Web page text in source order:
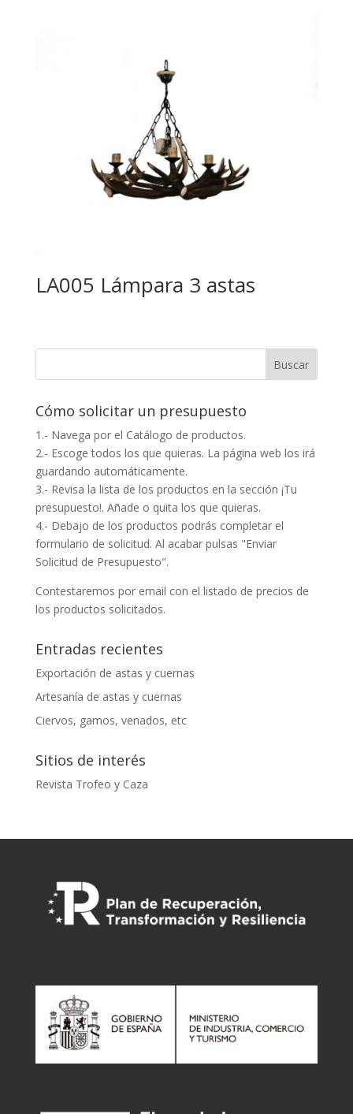
LA005 Lámpara 3 astas
Cómo solicitar un presupuesto
1.- Navega por el Catálogo de productos.
2.- Escoge todos los que quieras. La página web los irá
guardando automáticamente.
3.- Revisa la lista de los productos en la sección ¡Tu
presupuesto!. Añade o quita los que quieras.
4.- Debajo de los productos podrás completar el
formulario de solicitud. Al acabar pulsas "Enviar
Solicitud de Presupuesto".
Contestaremos por email con el listado de precios de
los productos solicitados.
Entradas recientes
Exportación de astas y cuernas
Artesanía de astas y cuernas
Ciervos, gamos, venados, etc
Sitios de interés
Revista Trofeo y Caza